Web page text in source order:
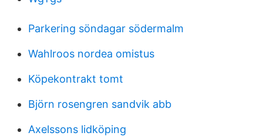
Parkering söndagar södermalm
Wahlroos nordea omistus
Köpekontrakt tomt
Björn rosengren sandvik abb
Axelssons lidköping